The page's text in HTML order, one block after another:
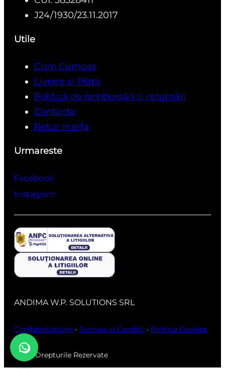
J24/1930/23.11.2017
Utile
Cum Cumpar
Livrare si Plata
Politică de rambursări și returnări
Contacte
Retur marfa
Urmareste
Facebook
Instagram
ANDIMA W.P. SOLUTIONS SRL
Confidentialitate · Termeni si Conditii · Politica Cookies
Toate Drepturile Rezervate